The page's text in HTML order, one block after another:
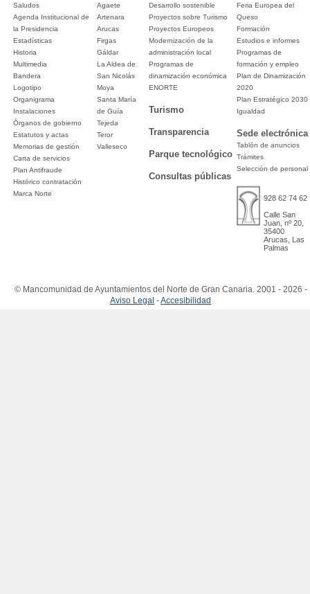
Saludos
Agenda Institucional de
la Presidencia
Estadísticas
Historia
Multimedia
Bandera
Logotipo
Organigrama
Instalaciones
Órganos de gobierno
Estatutos y actas
Memorias de gestión
Carta de servicios
Plan Antifraude
Histórico contratación
Marca Norte
Agaete
Artenara
Arucas
Firgas
Gáldar
La Aldea de
San Nicolás
Moya
Santa María
de Guía
Tejeda
Teror
Valleseco
Desarrollo sostenible
Proyectos sobre Turismo
Proyectos Europeos
Modernización de la
administración local
Programas de
dinamización económica
ENORTE
Turismo
Transparencia
Parque tecnológico
Consultas públicas
Feria Europea del
Queso
Formación
Estudios e informes
Programas de
formación y empleo
Plan de Dinamización
2020
Plan Estratégico 2030
Igualdad
Sede electrónica
Tablón de anuncios
Trámites
Selección de personal
928 62 74 62
Calle San
Juan, nº 20,
35400
Arucas, Las
Palmas
© Mancomunidad de Ayuntamientos del Norte de Gran Canaria. 2001 - 2026 -
Aviso Legal -Accesibilidad